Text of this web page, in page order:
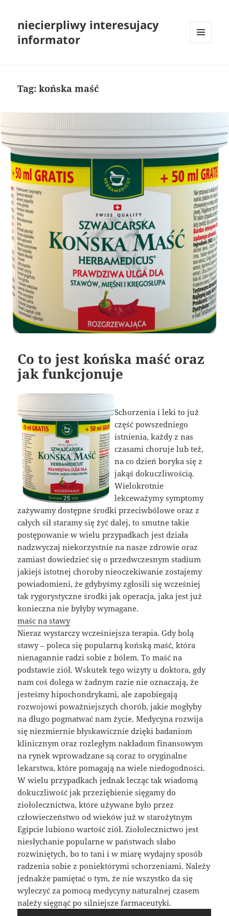
niecierpliwy interesujacy
informator
Tag:końska maść
Co to jest końska maść oraz
jak funkcjonuje
Schorzenia i leki to już
część powszedniego
istnienia, każdy z nas
czasami choruje lub też,
na co dzień boryka się z
jakąś dokuczliwością.
Wielokrotnie
lekceważymy symptomy
zażywamy dostępne środki przeciwbólowe oraz z
całych sił staramy się żyć dalej, to smutne takie
postępowanie w wielu przypadkach jest działa
nadzwyczaj niekorzystnie na nasze zdrowie oraz
zamiast dowiedzieć się o przedwczesnym stadium
jakiejś istotnej choroby nieoczekiwanie zostajemy
powiadomieni, że gdybyśmy zgłosili się wcześniej
tak rygorystyczne środki jak operacja, jaka jest już
konieczna nie byłyby wymagane.
maśc na stawy
Nieraz wystarczy wcześniejsza terapia. Gdy bolą
stawy – poleca się popularną końską maść, która
nienagannie radzi sobie z bólem. To maść na
podstawie ziół. Wskutek tego wizyty u doktora, gdy
nam coś dolega w żadnym razie nie oznaczają, że
jesteśmy hipochondrykami, ale zapobiegają
rozwojowi poważniejszych chorób, jakie mogłyby
na długo pogmatwać nam życie. Medycyna rozwija
się niezmiernie błyskawicznie dzięki badaniom
klinicznym oraz rozległym nakładom finansowym
na rynek wprowadzane są coraz to oryginalne
lekarstwa, które pomagają na wiele niedogodności.
W wielu przypadkach jednak lecząc tak wiadomą
dokuczliwość jak przeziębienie sięgamy do
ziołolecznictwa, które używane było przez
człowieczeństwo od wieków już w starożytnym
Egipcie lubiono wartość ziół. Ziołolecznictwo jest
niesłychanie popularne w państwach słabo
rozwiniętych, bo to tani i w miarę wydajny sposób
radzenia sobie z poniektórymi schorzeniami. Należy
jednakże pamiętać o tym, że nie wszystko da się
wyleczyć za pomocą medycyny naturalnej czasem
należy sięgnąć po silniejsze farmaceutyki.